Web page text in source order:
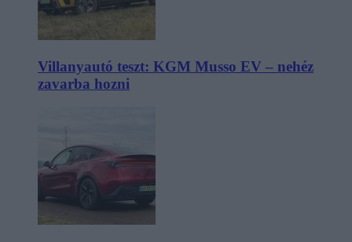
Villanyautó teszt: KGM Musso EV – nehéz
zavarba hozni